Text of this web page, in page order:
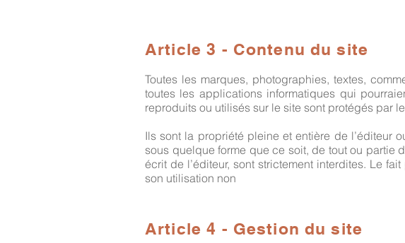
Article 3 - Contenu du site
Toutes les marques, photographies, textes,
toutes les applications informatiques qui
reproduits ou utilisés sur le site sont protégés par
Ils sont la propriété pleine et entière de l’éditeur
sous quelque forme que ce soit, de tout ou partie
écrit de l’éditeur, sont strictement interdites. Le
son utilisation non
Article 4 - Gestion du site